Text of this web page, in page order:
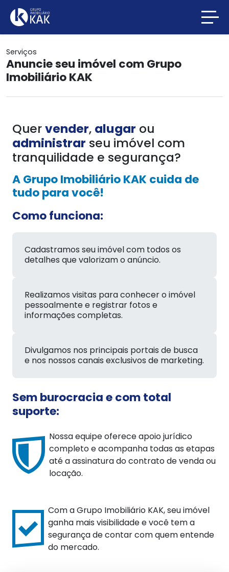
Serviços
Anuncie seu imóvel com Grupo
Imobiliário KAK
Quervender, alugar ou
administrar seu imóvel com
tranquilidade e segurança?
A Grupo Imobiliário KAK cuida de
tudo para você!
Como funciona:
Cadastramos seu imóvel com todos os
detalhes que valorizam o anúncio.
Realizamos visitas para conhecer o imóvel
pessoalmente e registrar fotos e
informações completas.
Divulgamos nos principais portais de busca
e nos nossos canais exclusivos de marketing.
Sem burocracia e com total
suporte:
Nossa equipe oferece apoio jurídico
completo e acompanha todas as etapas
até a assinatura do contrato de venda ou
locação.
Com a Grupo Imobiliário KAK, seu imóvel
ganha mais visibilidade e você tem a
segurança de contar com quem entende
do mercado.